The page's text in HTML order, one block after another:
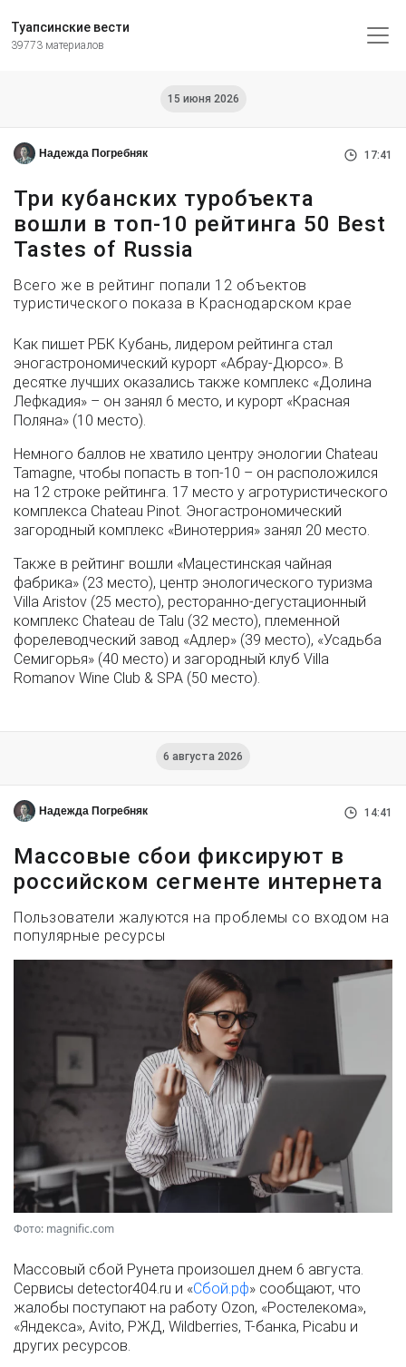
Туапсинские вести
39773 материалов
15 июня 2026
Надежда Погребняк 17:41
Три кубанских туробъекта
вошли в топ-10 рейтинга 50 Best
Tastes of Russia
Всего же в рейтинг попали 12 объектов
туристического показа в Краснодарском крае
Как пишет РБК Кубань, лидером рейтинга стал
эногастрономический курорт «Абрау‑Дюрсо». В
десятке лучших оказались также комплекс «Долина
Лефкадия» – он занял 6 место, и курорт «Красная
Поляна» (10 место).
Немного баллов не хватило центру энологии Chateau
Tamagne, чтобы попасть в топ-10 – он расположился
на 12 строке рейтинга. 17 место у агротуристического
комплекса Chateau Pinot. Эногастрономический
загородный комплекс «Винотеррия» занял 20 место.
Также в рейтинг вошли «Мацестинская чайная
фабрика» (23 место), центр энологического туризма
Villa Aristov (25 место), ресторанно‑дегустационный
комплекс Chateau de Talu (32 место), племенной
форелеводческий завод «Адлер» (39 место), «Усадьба
Семигорья» (40 место) и загородный клуб Villa
Romanov Wine Club & SPA (50 место).
6 августа 2026
Надежда Погребняк 14:41
Массовые сбои фиксируют в
российском сегменте интернета
Пользователи жалуются на проблемы со входом на
популярные ресурсы
Фото: magnific.com
Массовый сбой Рунета произошел днем 6 августа.
Сервисы detector404.ru и «Сбой.рф» сообщают, что
жалобы поступают на работу Ozon, «Ростелекома»,
«Яндекса», Avito, РЖД, Wildberries, Т-банка, Picabu и
других ресурсов.